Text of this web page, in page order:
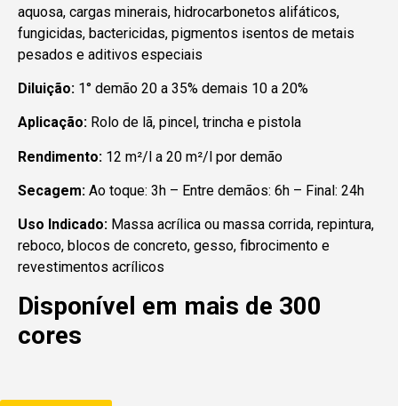
aquosa, cargas minerais, hidrocarbonetos alifáticos,
fungicidas, bactericidas, pigmentos isentos de metais
pesados e aditivos especiais
Diluição: 1° demão 20 a 35% demais 10 a 20%
Aplicação: Rolo de lã, pincel, trincha e pistola
Rendimento: 12 m²/l a 20 m²/l por demão
Secagem: Ao toque: 3h – Entre demãos: 6h – Final: 24h
Uso Indicado: Massa acrílica ou massa corrida, repintura,
reboco, blocos de concreto, gesso, fibrocimento e
revestimentos acrílicos
Disponível em mais de 300
cores